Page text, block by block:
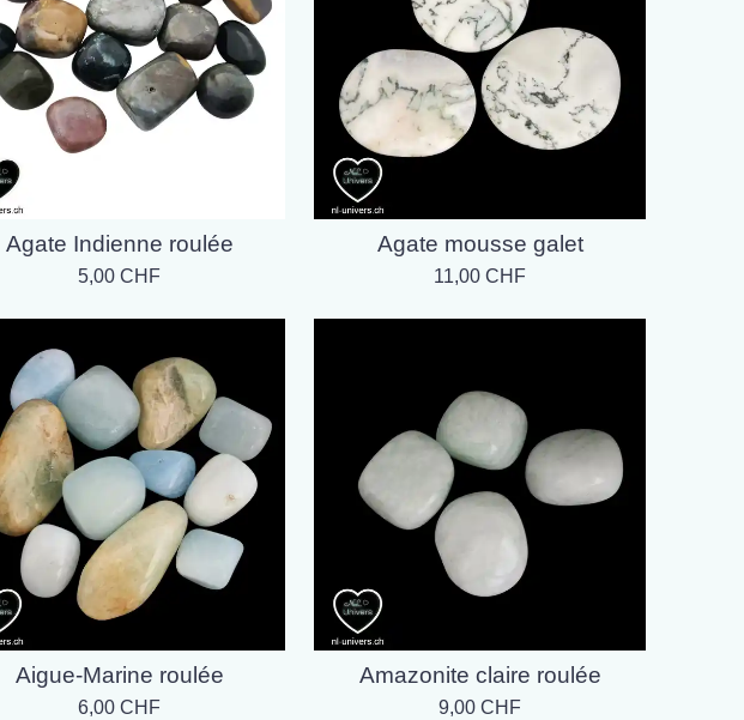
Agate Indienne roulée
5,00 CHF
Agate mousse galet
11,00 CHF
Aigue-Marine roulée
6,00 CHF
Amazonite claire roulée
9,00 CHF